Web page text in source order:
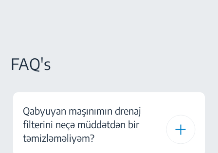
FAQ's
Qabyuyan maşınımın drenaj
filterini neçə müddətdən bir
təmizləməliyəm?